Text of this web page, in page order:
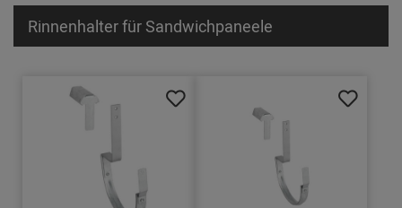
Rinnenhalter für Sandwichpaneele